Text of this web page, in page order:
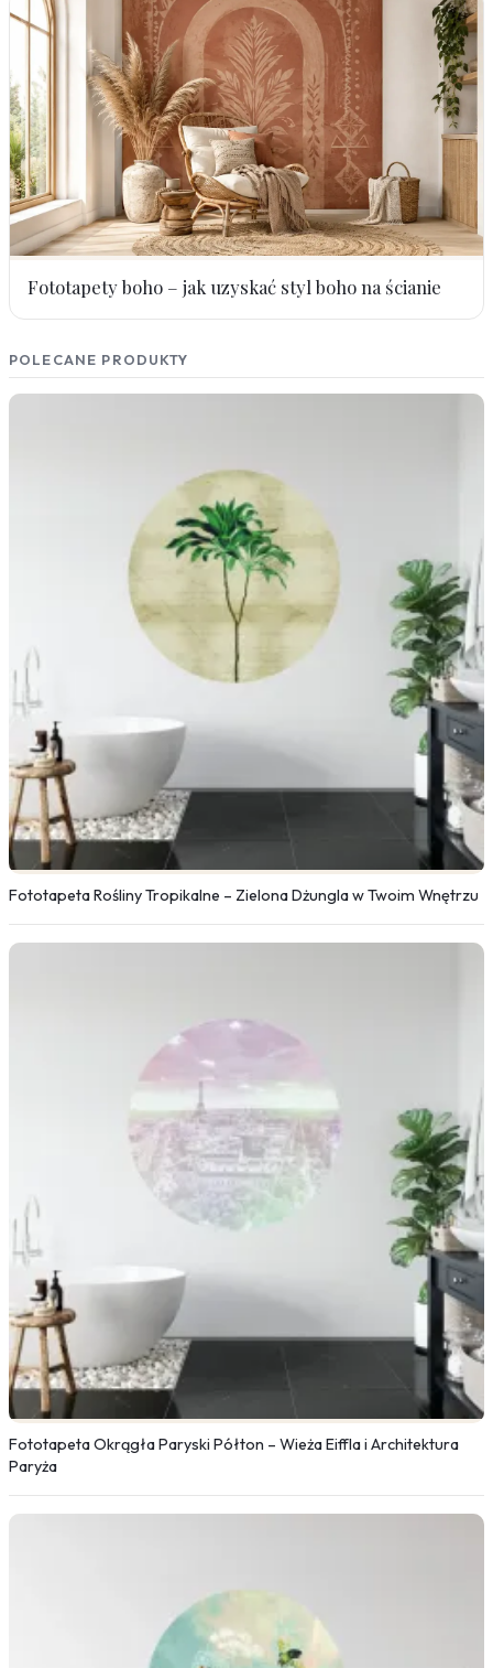
POLECANE PRODUKTY
Fototapeta Rośliny Tropikalne – Zielona Dżungla w Twoim Wnętrzu
Fototapeta Okrągła Paryski Półton – Wieża Eiffla i Architektura
Paryża
Fototapety boho – jak uzyskać styl boho na ścianie